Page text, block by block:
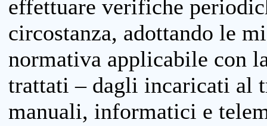
effettuare verifiche
circostanza, adottando le
normativa applicabile con
trattati – dagli incaricati al
manuali, informatici e